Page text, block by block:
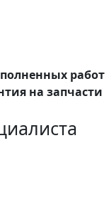
работ
на запчасти